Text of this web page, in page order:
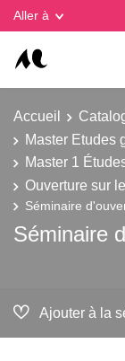
Aller à
Accueil
Master Etudes
Master 1
Ouverture sur
Séminaire
Séminaire
Ajouter à la
Gestion des cookies